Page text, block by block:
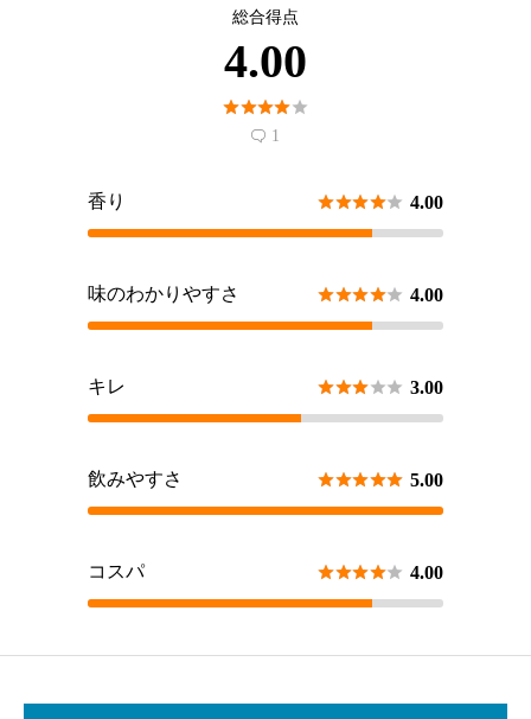
総合得点
4.00

 1
香り  4.00
味のわかりやすさ  4.00
キレ  3.00
飲みやすさ  5.00
コスパ  4.00